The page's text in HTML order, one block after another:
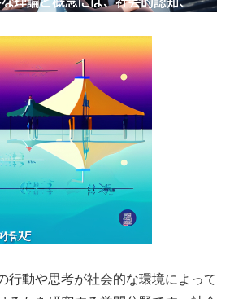
行動や思考が社会的な環境によって